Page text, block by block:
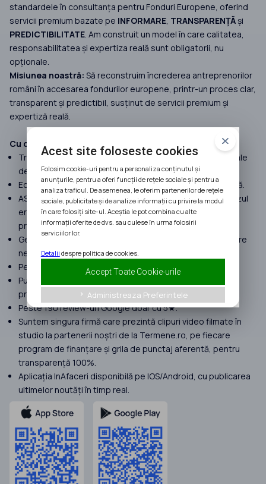
standardele în consultanța pentru Fonduri Europene, oferind
servicii premium bazate pe INFORMARE, TRANSPARENȚĂși
PREDICTIBILITATE. Am construit un model în care calitatea,
responsabilitatea și expertiza reală sunt obligatorii, nu
opționale.
Misiunea noastră: Să reconstruim încrederea antreprenorilor
români în accesarea fondurilor europene, printr-un proces clar,
transparent și predictibil, susținut de servicii premium și
expertiză reală.
Cu ce facem diferența:
Transparență 100%, preluăm doar proiecte cu șanse reale
de finanțare.
Echipă formată doar din consultanți seniori cu experiență.
ASIGURARE MALPRAXIS pentru a despăgubi clienții, în cazul
erorilor umane suferite în procesul de implementare a
proiectelor.
Gestionăm proiecte cu peste 120 milioane EURO finanțare
nerambursabilă atrasă în 2025.
Peste 400 de clienți în anul 2025.
Punem focus doar pe proiecte complexe. Nu preluăm
proiecte Start Up Nation.
Peste 190 review-uri Google doar cu 5★.
Suntem singura firmă care prezintă clipuri video filmate în
studio la partenerii noștri de la Termene.ro, pe fiecare
program de finanțare și grila de punctaj aferentă, pentru
transparență 100%.
Aplicația InAfaceri disponibilă pe IOS/Android, cu publicarea
ultimelor noutăți în timp real.
Acest site foloseste cookies
Folosim cookie-uri pentru a personaliza conținutul și
anunțurile, pentru a oferi funcții de rețele sociale și pentru a
analiza traficul. De asemenea, le oferim partenerilor de rețele
sociale, publicitate și de analize informații cu privire la modul
în care folosiți site-ul. Aceștia le pot combina cu alte
informații oferite de dvs. sau culese în urma folosirii
serviciilor lor.
Detalii despre politica de cookies.
Accept Toate Cookie-urile
keyboard_arrow_right Administreaza Preferintele